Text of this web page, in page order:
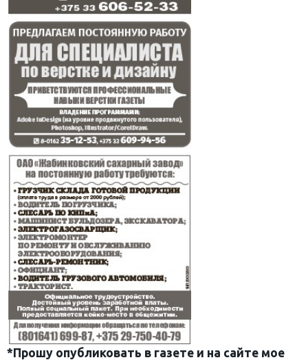
*Прошу опубликовать в газете и на сайте мое